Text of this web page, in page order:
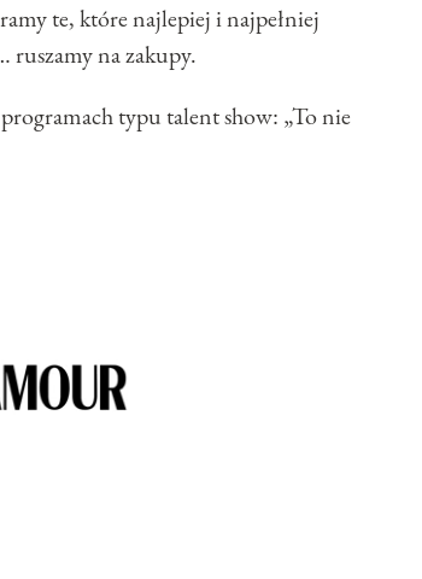
te, które najlepiej i najpełniej
ruszamy na zakupy.
typu talent show: „To nie